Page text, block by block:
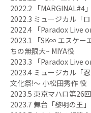
2022.2 「MARGINAL#4
2022.3 ミュージカル「
2022.4 「Paradox Live
2023.1 「SK∞ エスケー
ちの無限大~ MIYA役
2023.3 「Paradox Live
2023.4 ミュージカル「
文化祭!〜 小松田秀作 役
2023.5 東京マハロ第26
2023.7 舞台「黎明の王」